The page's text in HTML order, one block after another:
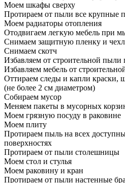
Моем шкафы сверху
Протираем от пыли все крупные
Моем радиаторы отопления
Отодвигаем легкую мебель при
Снимаем защитную пленку и
Снимаем скотч
Избавляем от строительной пыли
Избавляем мебель от
Оттираем следы и капли краски,
(не более 2 см диаметром)
Собираем мусор
Меняем пакеты в мусорных
Моем грязную посуду в раковине
Моем плиту
Протираем пыль на всех
поверхностях
Протираем от пыли столешницы
Моем стол и стулья
Моем раковину и кран
Протираем от пыли настенные бра